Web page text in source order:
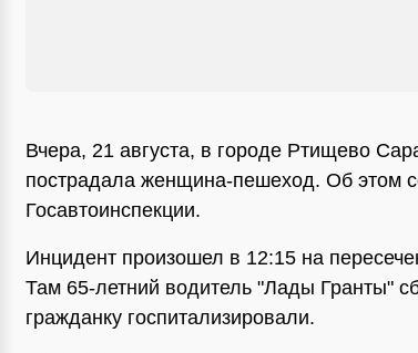
Вчера, 21 августа, в городе Ртищево
пострадала женщина-пешеход. Об этом
Госавтоинспекции.
Инцидент произошел в 12:15 на
Там 65-летний водитель "Лады Гранты"
гражданку госпитализировали.